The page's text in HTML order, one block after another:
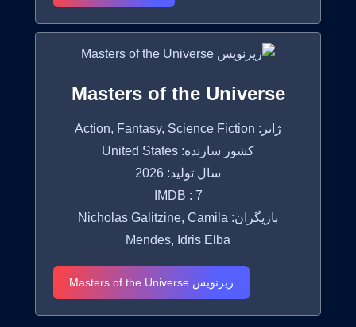
Masters of the Universe
ژانر: Action, Fantasy, Science Fiction
کشور سازنده: United States
سال تولید: 2026
IMDB : 7
بازیگران: Nicholas Galitzine, Camila
Mendes, Idris Elba
زیرنویس Masters of the Universe